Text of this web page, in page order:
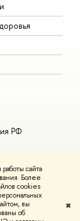
сайта
Более
cookies
вы
об
✖
РФ